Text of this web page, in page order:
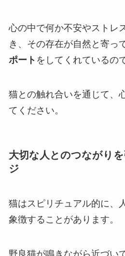
心の中で何か不安やストレ
き、その存在が自然と寄っ
ポート をしてくれているの
猫との触れ合いを通じて、
てください。
大切な人とのつながり
ジ
猫はスピリチュアル的に、
象徴することがあります。
野良猫が鳴きながら近づい